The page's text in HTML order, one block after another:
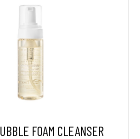
FOAM CLEANSER